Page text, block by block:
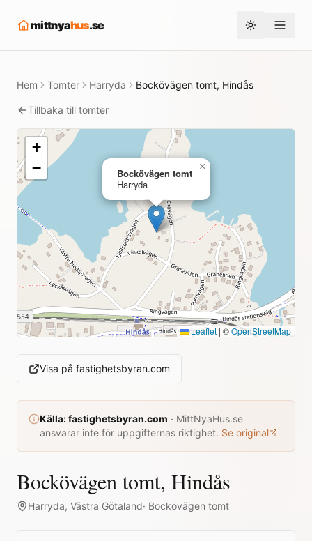
mittnyahus.se Toggle theme
Hem Tomter Harryda Bockövägen tomt, Hindås
Tillbaka till tomter
Bockövägen tomt
Harryda
×
+
−
Leaflet | ©OpenStreetMap
Visa på fastighetsbyran.com
Källa:fastighetsbyran.com · MittNyaHus.se
ansvarar inte för uppgifternas riktighet. Se original
Bockövägen tomt, Hindås
Harryda, Västra Götaland· Bockövägen tomt